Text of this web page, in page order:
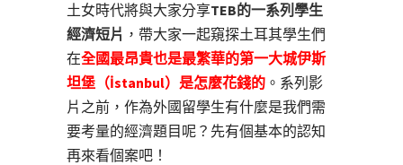
土女時代將與大家分享TEB的一系列學生
經濟短片 ，帶大家一起窺探土耳其學生們
在全國最昂貴也是最繁華的第一大城伊斯
坦堡（İstanbul）是怎麼花錢的 。系列影
片之前，作為外國留學生有什麼是我們需
要考量的經濟題目呢？先有個基本的認知
再來看個案吧！